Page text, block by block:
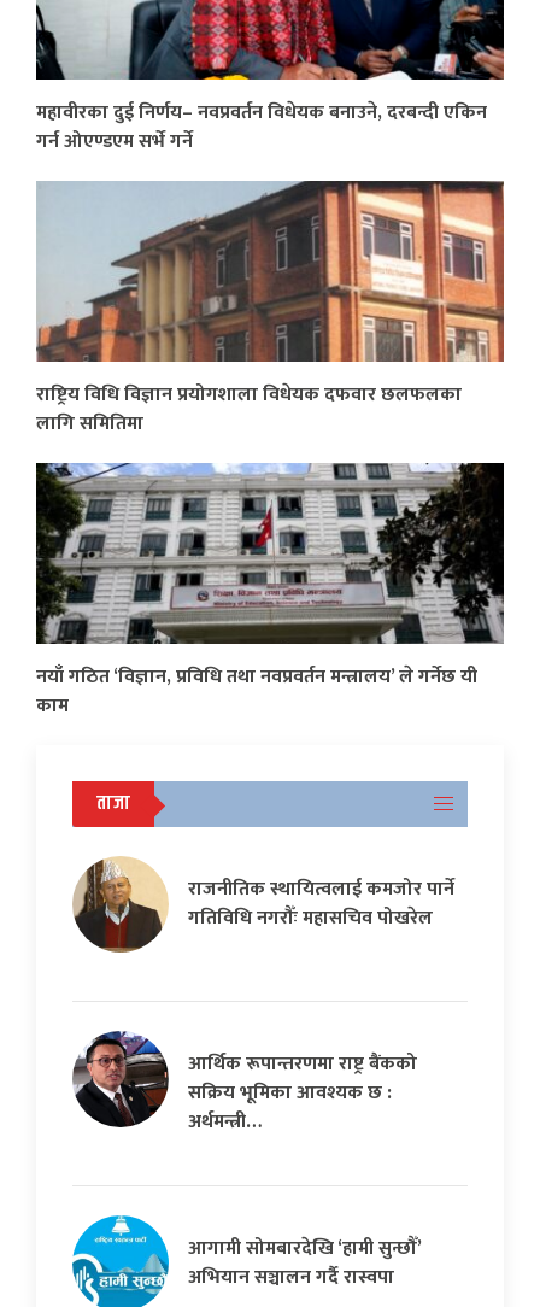
महावीरका दुई निर्णय– नवप्रवर्तन विधेयक बनाउने, दरबन्दी एकिन
गर्न ओएण्डएम सर्भे गर्ने
राष्ट्रिय विधि विज्ञान प्रयोगशाला विधेयक दफवार छलफलका
लागि समितिमा
नयाँ गठित ‘विज्ञान, प्रविधि तथा नवप्रवर्तन मन्त्रालय’ ले गर्नेछ यी
काम
ताजा
राजनीतिक स्थायित्वलाई कमजोर पार्ने
गतिविधि नगरौँः महासचिव पोखरेल
आर्थिक रूपान्तरणमा राष्ट्र बैंकको
सक्रिय भूमिका आवश्यक छ :
अर्थमन्त्री…
आगामी सोमबारदेखि ‘हामी सुन्छौँ’
अभियान सञ्चालन गर्दै रास्वपा